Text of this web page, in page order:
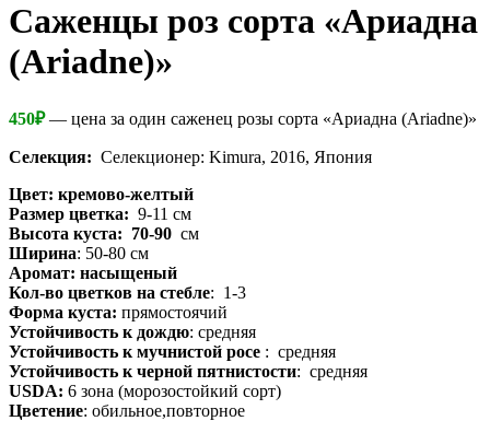
Cаженцы роз сорта «Ариадна
(Ariadne)»
450₽— цена за один саженец розы сорта «Ариадна (Ariadne)»
Селекция: Селекционер: Kimura, 2016, Япония
Цвет: кремово-желтый
Размер цветка: 9-11 см
Высота куста: 70-90 см
Ширина: 50-80 см
Аромат: насыщеный
Кол-во цветков на стебле: 1-3
Форма куста: прямостоячий
Устойчивость к дождю: средняя
Устойчивость к мучнистой росе : средняя
Устойчивость к черной пятнистости: средняя
USDA: 6 зона (морозостойкий сорт)
Цветение: обильное,повторное